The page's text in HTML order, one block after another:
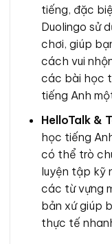
tiếng, đặc
Duolingo sử
chơi, giúp
cách vui
các bài học
tiếng Anh
HelloTalk &
học tiếng
có thể trò
luyện tập kỹ
các từ vựng
bản xứ giúp
thực tế